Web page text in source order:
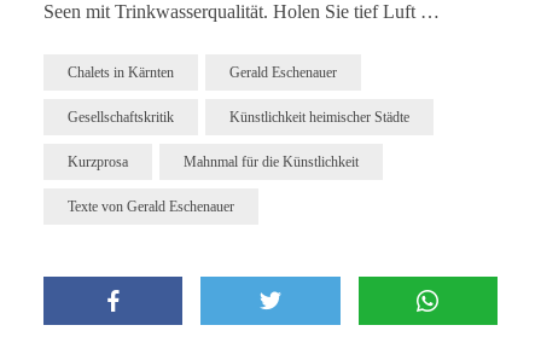
Seen mit Trinkwasserqualität. Holen Sie tief Luft …
Chalets in Kärnten Gerald Eschenauer
Gesellschaftskritik Künstlichkeit heimischer Städte
Kurzprosa Mahnmal für die Künstlichkeit
Texte von Gerald Eschenauer